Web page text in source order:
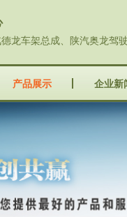
龙车架总成、陕汽奥龙驾
产品展示 企业新